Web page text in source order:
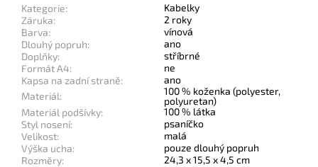
Kategorie:
Kabelky
Záruka:
2 roky
Barva:
vínová
Dlouhý popruh:
ano
Doplňky:
stříbrné
Formát A4:
ne
Kapsa na zadní straně:
ano
Materiál:
100 % koženka (polyester,
polyuretan)
Materiál podšívky:
100 % látka
Styl nosení:
psaníčko
Velikost:
malá
Výška ucha:
pouze dlouhý popruh
Rozměry:
24,3 x 15,5 x 4,5 cm